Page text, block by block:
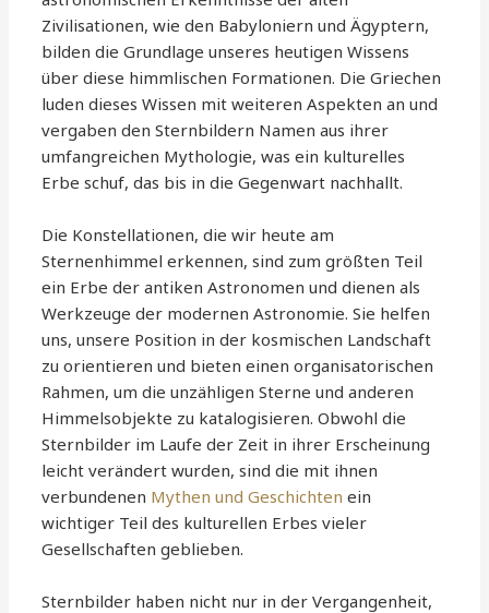
Zivilisationen, wie den Babyloniern und Ägyptern,
bilden die Grundlage unseres heutigen Wissens
über diese himmlischen Formationen. Die Griechen
luden dieses Wissen mit weiteren Aspekten an und
vergaben den Sternbildern Namen aus ihrer
umfangreichen Mythologie, was ein kulturelles
Erbe schuf, das bis in die Gegenwart nachhallt.
Die Konstellationen, die wir heute am
Sternenhimmel erkennen, sind zum größten Teil
ein Erbe der antiken Astronomen und dienen als
Werkzeuge der modernen Astronomie. Sie helfen
uns, unsere Position in der kosmischen Landschaft
zu orientieren und bieten einen organisatorischen
Rahmen, um die unzähligen Sterne und anderen
Himmelsobjekte zu katalogisieren. Obwohl die
Sternbilder im Laufe der Zeit in ihrer Erscheinung
leicht verändert wurden, sind die mit ihnen
verbundenen Mythen und Geschichten ein
wichtiger Teil des kulturellen Erbes vieler
Gesellschaften geblieben.
Sternbilder haben nicht nur in der Vergangenheit,